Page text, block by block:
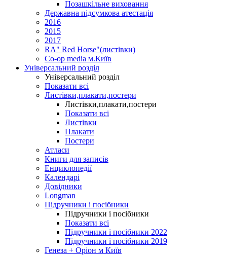
Позашкільне виховання
Державна підсумкова атестація
2016
2015
2017
RA" Red Horse"(листівки)
Co-op media м.Київ
Універсальний розділ
Універсальний розділ
Показати всі
Листівки,плакати,постери
Листівки,плакати,постери
Показати всі
Листівки
Плакати
Постери
Атласи
Книги для записів
Енциклопедії
Календарі
Довідники
Longman
Підручники і посібники
Підручники і посібники
Показати всі
Підручники і посібники 2022
Підручники і посібники 2019
Генеза + Оріон м Київ